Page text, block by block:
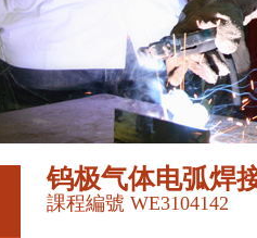
钨极气体电弧焊
課程編號 WE3104142